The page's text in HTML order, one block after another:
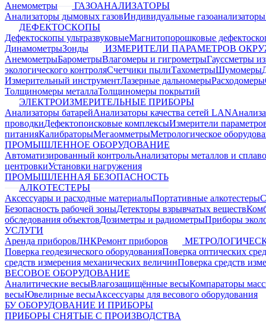
Анемометры
ГАЗОАНАЛИЗАТОРЫ
Анализаторы дымовых газовИндивидуальные газоанализаторы
ДЕФЕКТОСКОПЫ
Дефектоскопы ультразвуковыеМагнитопорошковые
ДинамометрыЗонды
ИЗМЕРИТЕЛИ ПАРАМЕТРОВ
АнемометрыБарометрыВлагомеры и гигрометрыГауссметры
экологического контроляСчетчики пылиТахометрыШумомеры
Измерительный инструментЛазерные дальномерыРасходомеры
Толщиномеры металлаТолщиномеры покрытий
ЭЛЕКТРОИЗМЕРИТЕЛЬНЫЕ ПРИБОРЫ
Анализаторы батарейАнализаторы качества сетей LAN
проводкиДефектопоисковые комплексыИзмерители
питанияКалибраторыМегаомметрыМетрологическое
ПРОМЫШЛЕННОЕ ОБОРУДОВАНИЕ
Автоматизированный контрольАнализаторы металлов и
центровкиУстановки нагружения
ПРОМЫШЛЕННАЯ БЕЗОПАСНОСТЬ
АЛКОТЕСТЕРЫ
Аксессуары и расходные материалыПортативные алкотестеры
Безопасность рабочей зоныДетекторы взрывчатых веществ
обследования объектовДозиметры и радиометрыПриборы
УСЛУГИ
Аренда приборовЛНКРемонт приборов
Поверка геодезического оборудованияПоверка оптических
средств измерения механических величинПоверка средств
ВЕСОВОЕ ОБОРУДОВАНИЕ
Аналитические весыВлагозащищённые весыКомпараторы
весыЮвелирные весыАксессуары для весового оборудования
БУ ОБОРУДОВАНИЕ И ПРИБОРЫ
ПРИБОРЫ СНЯТЫЕ С ПРОИЗВОДСТВА